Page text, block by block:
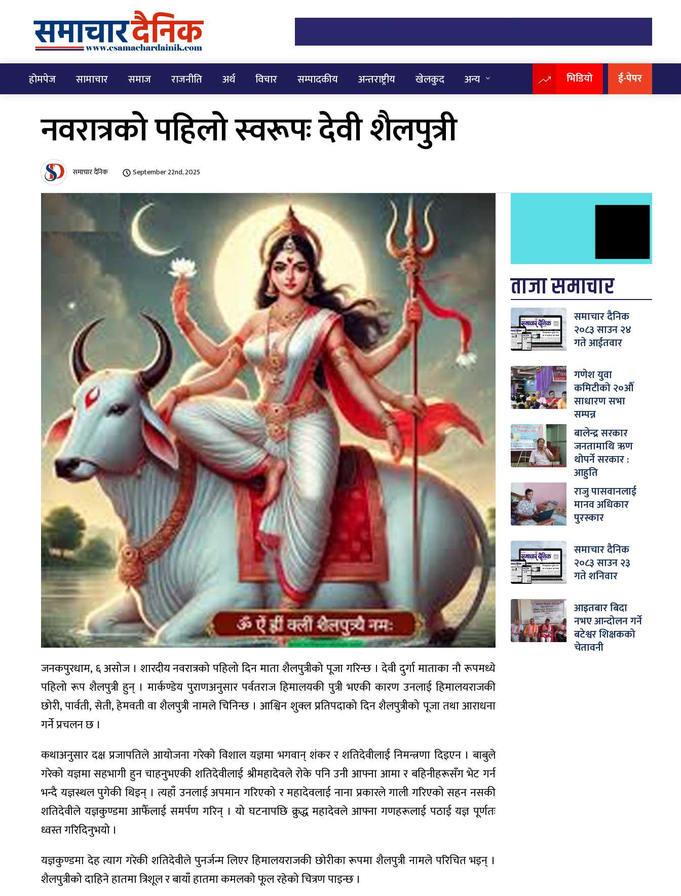
होमपेज सामाचार समाज राजनीति अर्थ विचार सम्पादकीय अन्तराष्ट्रीय खेलकुद अन्य भिडियो ई-पेपर
नवरात्रको पहिलो स्वरूपः देवी शैलपुत्री
समाचार दैनिक September 22nd, 2025
जनकपुरधाम, ६ असोज । शारदीय नवरात्रको पहिलो दिन माता शैलपुत्रीको पूजा गरिन्छ । देवी दुर्गा माताका नौ रूपमध्ये
पहिलो रूप शैलपुत्री हुन् । मार्कण्डेय पुराणअनुसार पर्वतराज हिमालयकी पुत्री भएकी कारण उनलाई हिमालयराजकी
छोरी, पार्वती, सेती, हेमवती वा शैलपुत्री नामले चिनिन्छ । आश्विन शुक्ल प्रतिपदाको दिन शैलपुत्रीको पूजा तथा आराधना
गर्ने प्रचलन छ ।
कथाअनुसार दक्ष प्रजापतिले आयोजना गरेको विशाल यज्ञमा भगवान् शंकर र शतिदेवीलाई निमन्त्रणा दिइएन । बाबुले
गरेको यज्ञमा सहभागी हुन चाहनुभएकी शतिदेवीलाई श्रीमहादेवले रोके पनि उनी आफ्ना आमा र बहिनीहरूसँग भेट गर्न
भन्दै यज्ञस्थल पुगेकी थिइन् । त्यहाँ उनलाई अपमान गरिएको र महादेवलाई नाना प्रकारले गाली गरिएको सहन नसकी
शतिदेवीले यज्ञकुण्डमा आफैँलाई समर्पण गरिन् । यो घटनापछि क्रुद्ध महादेवले आफ्ना गणहरूलाई पठाई यज्ञ पूर्णतः
ध्वस्त गरिदिनुभयो ।
यज्ञकुण्डमा देह त्याग गरेकी शतिदेवीले पुनर्जन्म लिएर हिमालयराजकी छोरीका रूपमा शैलपुत्री नामले परिचित भइन् ।
शैलपुत्रीको दाहिने हातमा त्रिशूल र बायाँ हातमा कमलको फूल रहेको चित्रण पाइन्छ ।
ताजा समाचार
समाचार दैनिक
२०८३ साउन २४
गते आईतवार
गणेश युवा
कमिटीको २०औँ
साधारण सभा
सम्पन्न
बालेन्द्र सरकार
जनतामाथि ऋण
थोपर्ने सरकार :
आहुति
राजु पासवानलाई
मानव अधिकार
पुरस्कार
समाचार दैनिक
२०८३ साउन २३
गते शनिवार
आइतबार बिदा
नभए आन्दोलन गर्ने
बटेश्वर शिक्षकको
चेतावनी